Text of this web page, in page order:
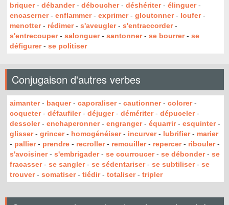
briquer- débander- déboucher- déshériter- élinguer-
encaserner- enflammer- exprimer- gloutonner- loufer-
menotter- rédimer- s'aveugler- s'entraccorder-
s'entrecouper- salonguer- santonner- se bourrer- se
défigurer- se politiser
Conjugaison d'autres verbes
aimanter- baquer- caporaliser- cautionner- colorer-
coqueter- défaufiler- déjuger- démériter- dépuceler-
dessoler- enchaperonner- engranger- équarrir- esquinter-
glisser- grincer- homogénéiser- incurver- lubrifier- marier
- pallier- prendre - recroller- remouiller- repercer- ribouler-
s'avoisiner- s'embrigader- se courroucer- se débonder- se
fracasser- se sangler- se sédentariser- se subtiliser- se
trouver- somatiser- tiédir- totaliser- tripler